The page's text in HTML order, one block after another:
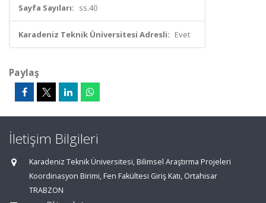
Sayfa Sayıları: ss.40
Karadeniz Teknik Üniversitesi Adresli: Evet
Paylaş
İletişim Bilgileri
Karadeniz Teknik Üniversitesi, Bilimsel Araştırma Projeleri
Koordinasyon Birimi, Fen Fakültesi Giriş Katı, Ortahisar
TRABZON